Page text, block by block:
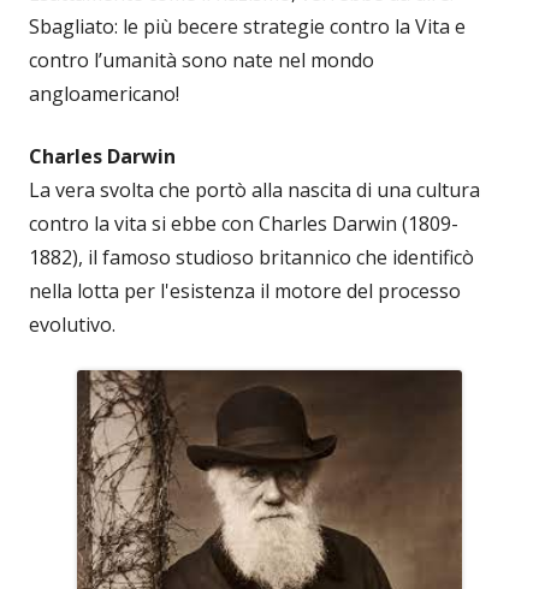
Sbagliato: le più becere strategie contro la Vita e
contro l’umanità sono nate nel mondo
angloamericano!
Charles Darwin
La vera svolta che portò alla nascita di una cultura
contro la vita si ebbe con Charles Darwin (1809-
1882), il famoso studioso britannico che identificò
nella lotta per l'esistenza il motore del processo
evolutivo.